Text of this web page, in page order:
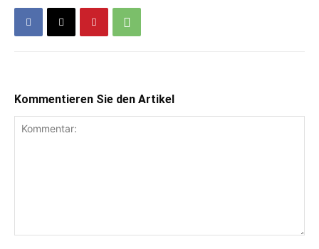
Kommentieren Sie den Artikel